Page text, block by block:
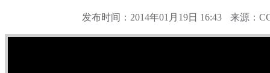
发布时间：2014年01月19日 16:43 来源：